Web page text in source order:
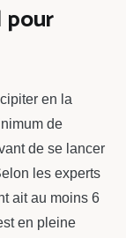
pour
en la
de
de se lancer
les experts
ait au moins 6
en pleine